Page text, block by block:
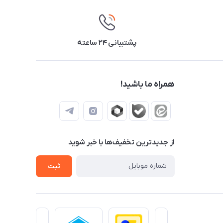
پشتیبانی ۲۴ ساعته
همراه ما باشید!
از جدید‌ترین تخفیف‌ها با‌ خبر شوید
ثبت